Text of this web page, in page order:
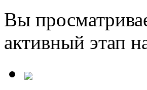
Вы
активный этап